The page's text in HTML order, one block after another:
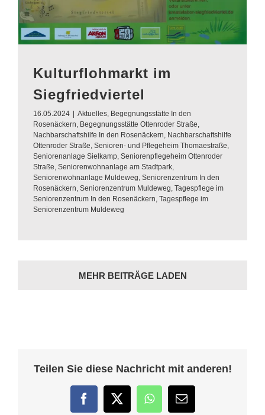
Kulturflohmarkt im
Siegfriedviertel
16.05.2024 | Aktuelles, Begegnungsstätte In den
Rosenäckern Begegnungsstätte Ottenroder Straße
Nachbarschaftshilfe In den Rosenäckern Nachbarschaftshilfe
Ottenroder Straße Senioren- und Pflegeheim Thomaestraße
Seniorenanlage Sielkamp, Seniorenpflegeheim Ottenroder
Straße Seniorenwohnanlage am Stadtpark,
Seniorenwohnanlage Muldeweg Seniorenzentrum In den
Rosenäckern Seniorenzentrum Muldeweg Tagespflege im
Seniorenzentrum In den Rosenäckern Tagespflege im
Seniorenzentrum Muldeweg
MEHR BEITRÄGE LADEN
Teilen Sie diese Nachricht mit anderen!
FacebookTwitterWhatsApp
E-